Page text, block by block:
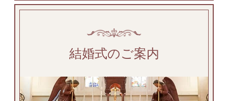
結婚式のご案内